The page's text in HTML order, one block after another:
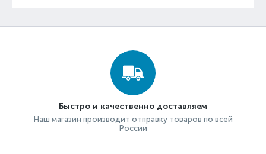
Быстро и качественно доставляем
Наш магазин производит отправку товаров по всей
России